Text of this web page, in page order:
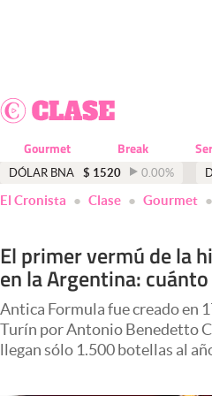
Dólar
Economía y Política
Finanzas y Mercados
Negocios
Columnistas
Otras secciones
Gourmet Break
DÓLAR BNA $ 1520 0.00%
El Cronista Clase Gourmet
El primer vermú de la
en la Argentina:
Antica Formula fue creado en
Turín por Antonio Benedetto
llegan sólo 1.500 botellas al